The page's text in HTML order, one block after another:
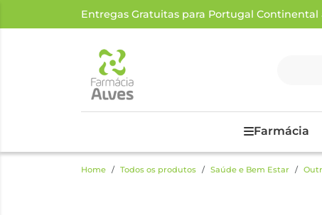
Entregas Gratuitas para Portugal
Farmácia
Home Todos os produtos Saúde e Bem Estar